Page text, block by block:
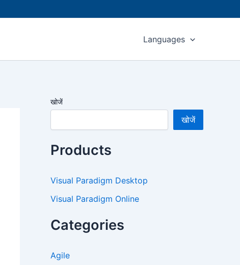
Languages
खोजें
खोजें
Products
Visual Paradigm Desktop
Visual Paradigm Online
Categories
Agile